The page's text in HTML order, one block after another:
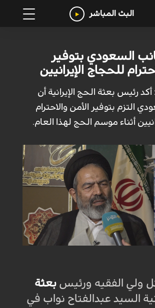
البث المباشر
السعودي بتوفير
للحجاج الإيرانيين
أكد رئيس بعثة الحج الإيرانية أن
التزم بتوفير الأمن والاحترام
أثناء موسم الحج لهذا العام.
ولي الفقيه ورئيس بعثة
السيد عبدالفتاح نواب في